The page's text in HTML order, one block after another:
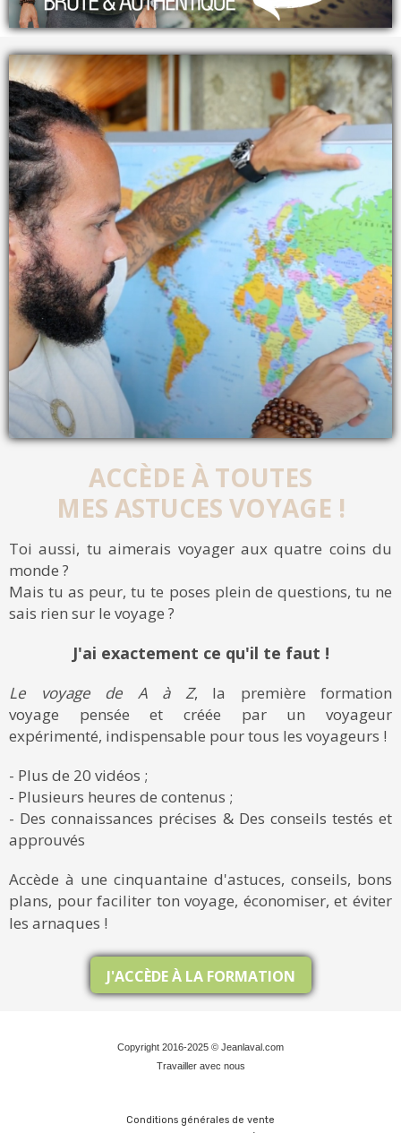
ACCÈDE À TOUTES
MES ASTUCES VOYAGE !
Toi aussi, tu aimerais voyager aux quatre coins du
monde ?
Mais tu as peur, tu te poses plein de questions, tu ne
sais rien sur le voyage ?
J'ai exactement ce qu'il te faut !
Le voyage de A à Z, la première formation
voyage pensée et créée par un voyageur
expérimenté, indispensable pour tous les voyageurs !
- Plus de 20 vidéos ;
- Plusieurs heures de contenus ;
- Des connaissances précises & Des conseils testés et
approuvés
Accède à une cinquantaine d'astuces, conseils, bons
plans, pour faciliter ton voyage, économiser, et éviter
les arnaques !
J'ACCÈDE À LA FORMATION
Copyright 2016-2025 © Jeanlaval.com
Travailler avec nous
Conditions générales de vente